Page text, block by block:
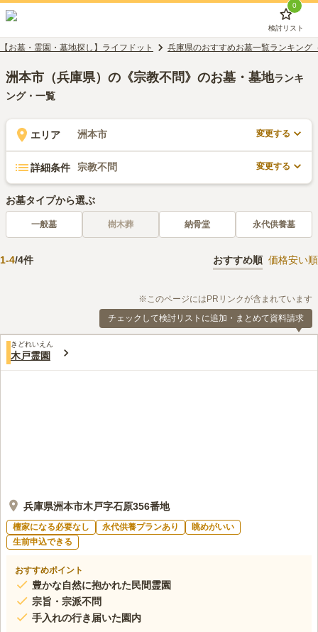
0
検討リスト
【お墓・霊園・墓地探し】ライフドット 兵庫県のおすすめお墓一覧ランキング
洲本市（兵庫県）の《宗教不問》のお墓・墓地ランキ
ング・一覧
エリア 洲本市 変更する
詳細条件 宗教不問 変更する
お墓タイプから選ぶ
一般墓 樹木葬 納骨堂 永代供養墓
1-4/4件 おすすめ順 価格安い順
※このページにはPRリンクが含まれています
チェックして検討リストに追加・まとめて資料請求
きどれいえん
木戸霊園
兵庫県洲本市木戸字石原356番地
檀家になる必要なし 永代供養プランあり
眺めがいい
生前申込できる
おすすめポイント
豊かな自然に抱かれた民間霊園
宗旨・宗派不問
手入れの行き届いた園内